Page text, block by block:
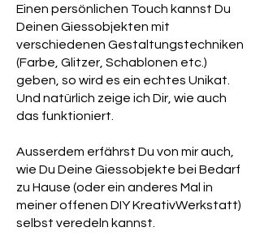
Einen persönlichen Touch kannst Du
Deinen Giessobjekten mit
verschiedenen Gestaltungstechniken
(Farbe, Glitzer, Schablonen etc.)
geben, so wird es ein echtes Unikat.
Und natürlich zeige ich Dir, wie auch
das funktioniert.
Ausserdem erfährst Du von mir auch,
wie Du Deine Giessobjekte bei Bedarf
zu Hause (oder ein anderes Mal in
meiner offenen DIY KreativWerkstatt)
selbst veredeln kannst.